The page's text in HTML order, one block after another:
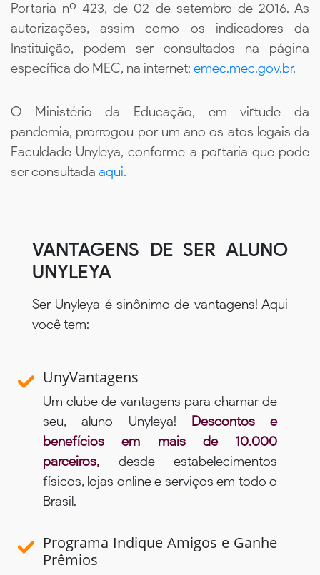
Portaria nº 423, de 02 de setembro de 2016. As
autorizações, assim como os indicadores da
Instituição, podem ser consultados na página
específica do MEC, na internet: emec.mec.gov.br.
O Ministério da Educação, em virtude da
pandemia, prorrogou por um ano os atos legais da
Faculdade Unyleya, conforme a portaria que pode
ser consultada aqui.
VANTAGENS DE SER ALUNO
UNYLEYA
Ser Unyleya é sinônimo de vantagens! Aqui
você tem:
UnyVantagens
Um clube de vantagens para chamar de
seu, aluno Unyleya! Descontos e
benefícios em mais de 10.000
parceiros, desde estabelecimentos
físicos, lojas online e serviços em todo o
Brasil.
Programa Indique Amigos e Ganhe
Prêmios